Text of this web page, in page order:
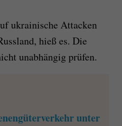
ukrainische Attacken
hieß es. Die
unabhängig prüfen.
unter